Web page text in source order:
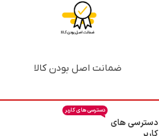
ضمانت اصل بودن کالا
دسترسی های
دسترسی های کاربر